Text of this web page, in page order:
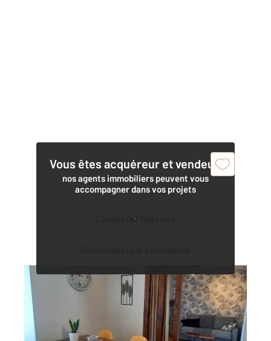
Vous êtes acquéreur et vendeur,
nos agents immobiliers peuvent vous
accompagner dans vos projets
Contacter l'agence
Demander une estimation
PAIMPOL 22
, 2 pièces
Appartement F2 à vendre